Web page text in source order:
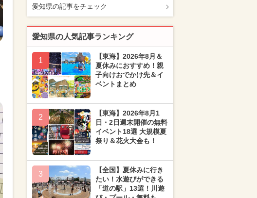
愛知県の記事をチェック
愛知県の人気記事ランキング
1
【東海】2026年8月＆
夏休みにおすすめ！親
子向けおでかけ先＆イ
ベントまとめ
2
【東海】2026年8月1
日・2日週末開催の無料
イベント18選 大規模夏
祭り＆花火大会も！
3
【全国】夏休みに行き
たい！水遊びができる
「道の駅」13選！川遊